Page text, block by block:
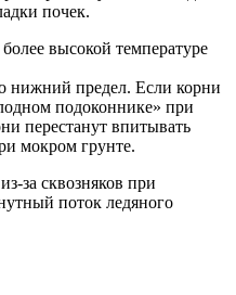
почек.
высокой температуре
нижний предел. Если корни
подоконнике» при
перестанут впитывать
мокром грунте.
за сквозняков при
поток ледяного